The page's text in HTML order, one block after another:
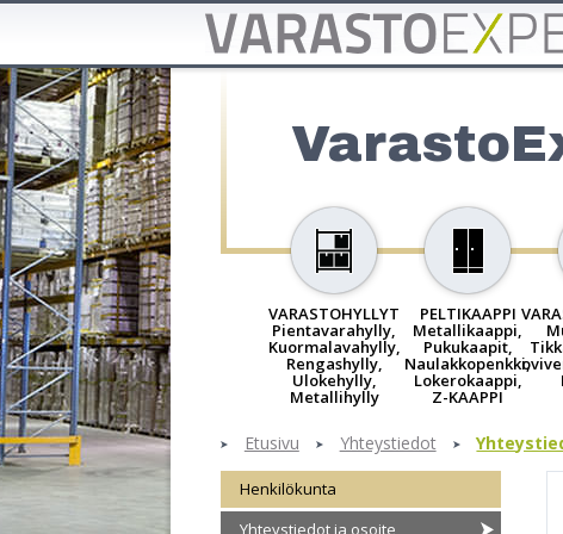
VARASTOHYLLYT
Pientavarahylly,
Kuormalavahylly,
Rengashylly,
Ulokehylly,
Metallihylly
PELTIKAAPPI
Metallikaappi,
Pukukaapit,
Naulakkopenkki,
Lokerokaappi,
Z-KAAPPI
Etusivu Yhteystiedot
Henkilökunta
Yhteystiedot ja osoite